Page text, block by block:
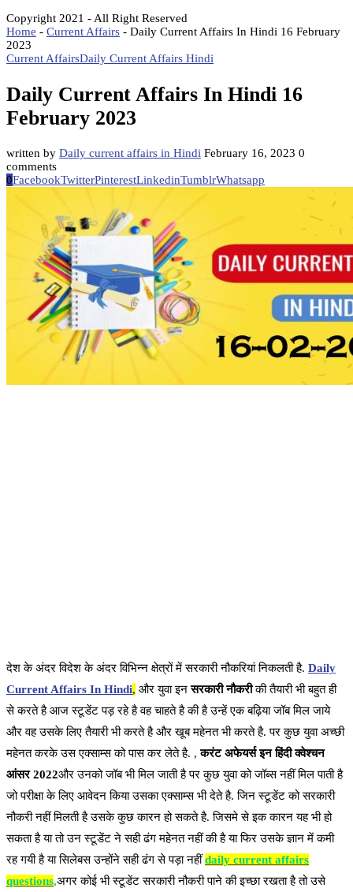
Copyright 2021 - All Right Reserved
Home - Current Affairs - Daily Current Affairs In Hindi 16 February
2023
Current AffairsDaily Current Affairs Hindi
Daily Current Affairs In Hindi 16
February 2023
written by Daily current affairs in Hindi February 16, 2023 0
comments
0FacebookTwitterPinterestLinkedinTumblrWhatsapp
देश के अंदर विदेश के अंदर विभिन्न क्षेत्रों में सरकारी नौकरियां निकलती है. Daily
Current Affairs In Hindi, और युवा इनसरकारी नौकरीकी तैयारी भी बहुत ही
से करते है आज स्टूडेंट पड़ रहे है वह चाहते है की है उन्हें एक बढ़िया जॉब मिल जाये
और वह उसके लिए तैयारी भी करते है और खूब महेनत भी करते है. पर कुछ युवा अच्छी
महेनत करके उस एक्साम्स को पास कर लेते है. ,करंट अफेयर्स इन हिंदी क्वेश्चन
आंसर 2022और उनको जॉब भी मिल जाती है पर कुछ युवा को जॉब्स नहीं मिल पाती है
जो परीक्षा के लिए आवेदन किया उसका एक्साम्स भी देते है. जिन स्टूडेंट को सरकारी
नौकरी नहीं मिलती है उसके कुछ कारन हो सकते है. जिसमे से इक कारन यह भी हो
सकता है या तो उन स्टूडेंट ने सही ढंग महेनत नहीं की है या फिर उसके ज्ञान में कमी
रह गयी है या सिलेबस उन्होंने सही ढंग से पड़ा नहींdaily current affairs
questions,अगर कोई भी स्टूडेंट सरकारी नौकरी पाने की इच्छा रखता है तो उसे